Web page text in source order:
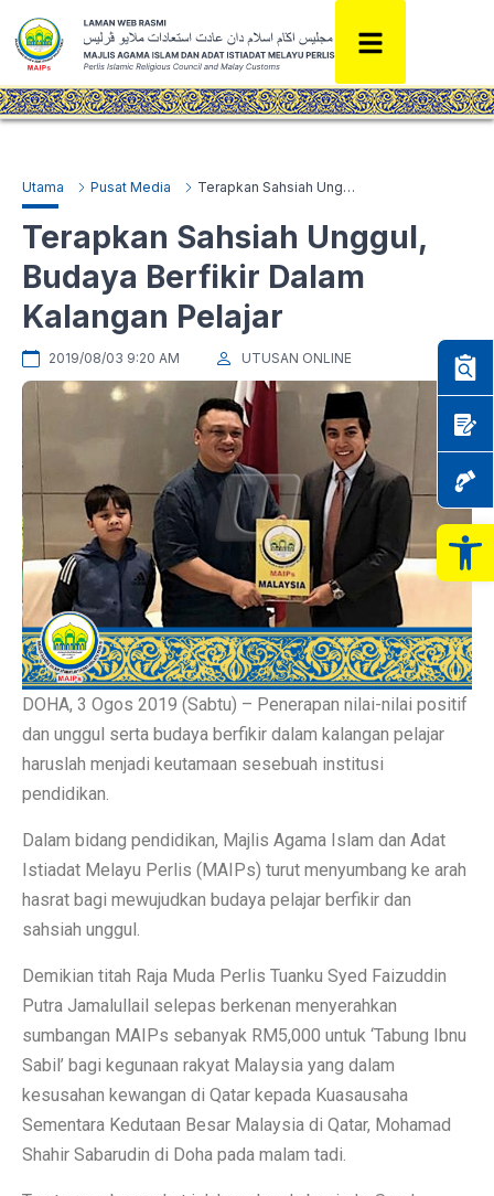
Utama Pusat Media Terapkan Sahsiah Unggul, Budaya Berfikir Dalam Kalangan Pelajar
Terapkan Sahsiah Unggul,
Budaya Berfikir Dalam
Kalangan Pelajar
2019/08/03 9:20 AM UTUSAN ONLINE
DOHA, 3 Ogos 2019 (Sabtu) – Penerapan nilai-nilai positif
dan unggul serta budaya berfikir dalam kalangan pelajar
haruslah menjadi keutamaan sesebuah institusi
pendidikan.
Dalam bidang pendidikan, Majlis Agama Islam dan Adat
Istiadat Melayu Perlis (MAIPs) turut menyumbang ke arah
hasrat bagi mewujudkan budaya pelajar berfikir dan
sahsiah unggul.
Demikian titah Raja Muda Perlis Tuanku Syed Faizuddin
Putra Jamalullail selepas berkenan menyerahkan
sumbangan MAIPs sebanyak RM5,000 untuk ‘Tabung Ibnu
Sabil’ bagi kegunaan rakyat Malaysia yang dalam
kesusahan kewangan di Qatar kepada Kuasausaha
Sementara Kedutaan Besar Malaysia di Qatar, Mohamad
Shahir Sabarudin di Doha pada malam tadi.